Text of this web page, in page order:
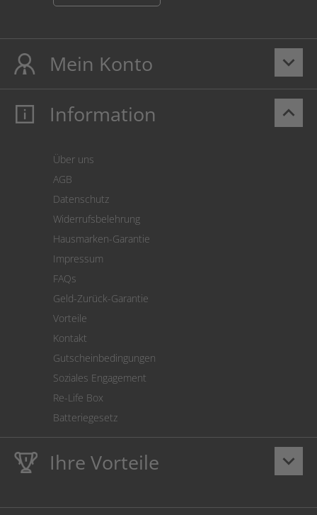
keyboard_arrow_down
Mein Konto
Mein Konto
Cookie Einstellungen
keyboard_arrow_up
Information
Über uns
AGB
Datenschutz
Widerrufsbelehrung
Hausmarken-Garantie
Impressum
FAQs
Geld-Zurück-Garantie
Vorteile
Kontakt
Gutscheinbedingungen
Soziales Engagement
Re-Life Box
Batteriegesetz
keyboard_arrow_down
Ihre Vorteile
LebenslangeHausmarke Garantieauf Toner und Tinte